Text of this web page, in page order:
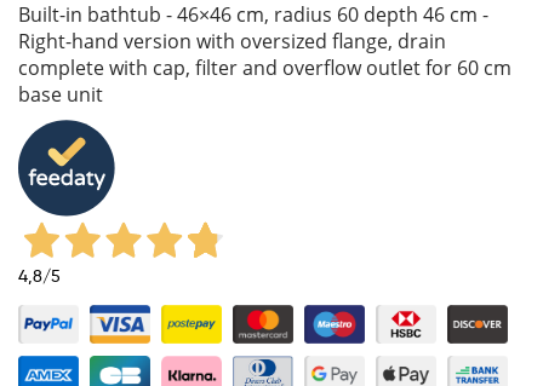
Built-in bathtub - 46×46 cm, radius 60 depth 46 cm -
Right-hand version with oversized flange, drain
complete with cap, filter and overflow outlet for 60 cm
base unit
4,8/5